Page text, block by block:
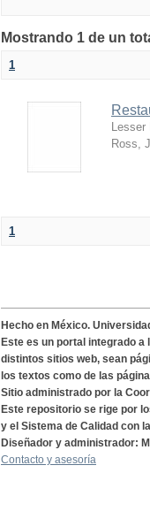
Mostrando 1 de un
1
Lesser
Ross,
1
Hecho en México.
Este es un portal integrado
distintos sitios web, sean
los textos como de las
Sitio administrado por la
Este repositorio se rige por
y el Sistema de Calidad con
Diseñador y administrador:
Contacto y asesoría